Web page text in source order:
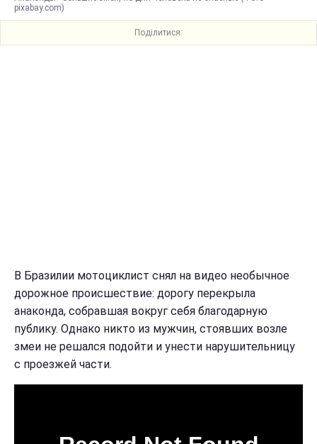
pixabay.com)
Поділитися:
В Бразилии мотоциклист снял на видео необычное
дорожное происшествие: дорогу перекрыла
анаконда, собравшая вокруг себя благодарную
публику. Однако никто из мужчин, стоявших возле
змеи не решался подойти и унести нарушительницу
с проезжей части.